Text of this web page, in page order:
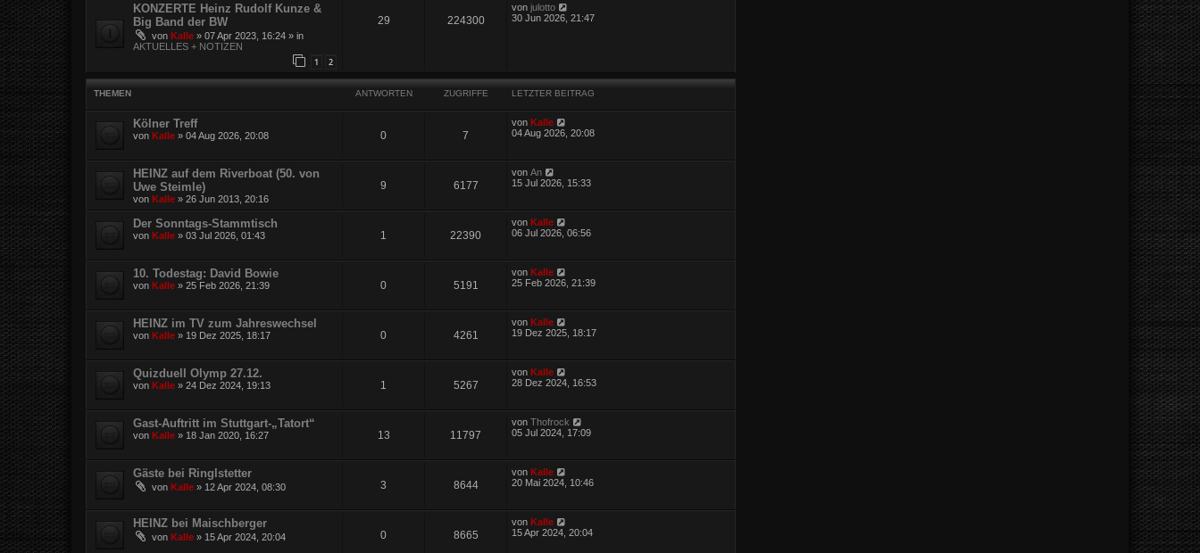
KONZERTE Heinz Rudolf Kunze &
Big Band der BW
von Kalle » 07 Apr 2023, 16:24 » in
AKTUELLES + NOTIZEN
1 2
29 224300
vonjulotto
30 Jun 2026, 21:47
THEMEN ANTWORTEN ZUGRIFFE LETZTER BEITRAG
Kölner Treff
von Kalle » 04 Aug 2026, 20:08 0 7
vonKalle
04 Aug 2026, 20:08
HEINZ auf dem Riverboat (50. von
Uwe Steimle)
von Kalle » 26 Jun 2013, 20:16
9 6177
vonAn
15 Jul 2026, 15:33
Der Sonntags-Stammtisch
von Kalle » 03 Jul 2026, 01:43 1 22390
vonKalle
06 Jul 2026, 06:56
10. Todestag: David Bowie
von Kalle » 25 Feb 2026, 21:39 0 5191
vonKalle
25 Feb 2026, 21:39
HEINZ im TV zum Jahreswechsel
von Kalle » 19 Dez 2025, 18:17 0 4261
vonKalle
19 Dez 2025, 18:17
Quizduell Olymp 27.12.
von Kalle » 24 Dez 2024, 19:13 1 5267
vonKalle
28 Dez 2024, 16:53
Gast-Auftritt im Stuttgart-„Tatort“
von Kalle » 18 Jan 2020, 16:27 13 11797
vonThofrock
05 Jul 2024, 17:09
Gäste bei Ringlstetter
von Kalle » 12 Apr 2024, 08:30 3 8644
vonKalle
20 Mai 2024, 10:46
HEINZ bei Maischberger
von Kalle » 15 Apr 2024, 20:04 0 8665
vonKalle
15 Apr 2024, 20:04